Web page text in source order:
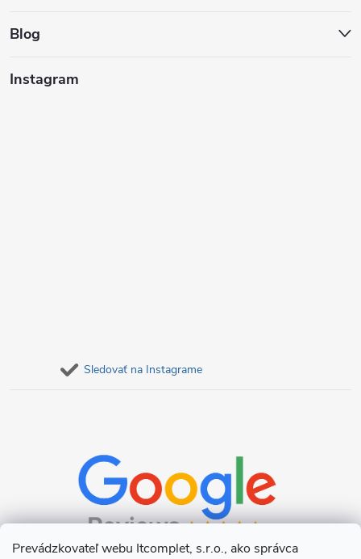
Prevádzkovateľ webu Itcomplet, s.r.o., ako správca
Blog
Instagram
Sledovať na Instagrame